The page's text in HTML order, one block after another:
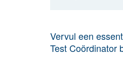
Vervul een
Test Coördinator